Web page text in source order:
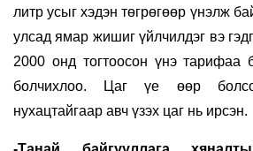
литр усыг хэдэн төгрөгөөр үнэлж
улсад ямар жишиг үйлчилдэг вэ
2000 онд тогтоосон үнэ тарифаа
болчихлоо. Цаг үе өөр
нухацтайгаар авч үзэх цаг нь ирсэн.